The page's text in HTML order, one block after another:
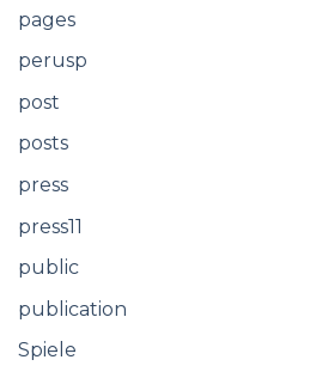
pages
perusp
post
posts
press
press11
public
publication
Spiele